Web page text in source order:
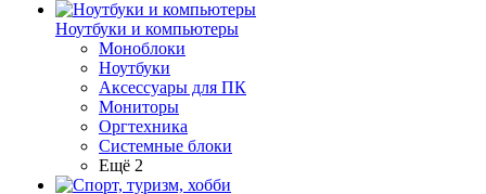
Ноутбуки и компьютеры
Моноблоки
Ноутбуки
Аксессуары для ПК
Мониторы
Оргтехника
Системные блоки
Ещё 2